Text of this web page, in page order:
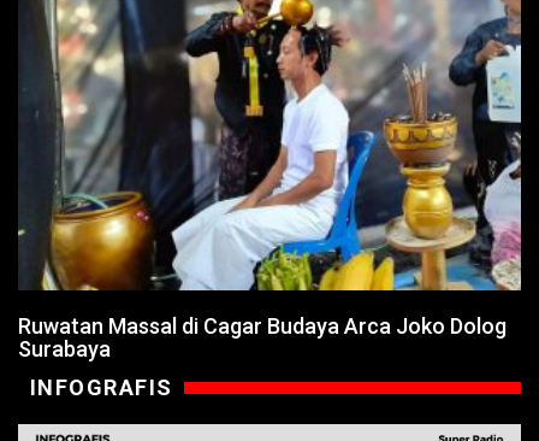
Ruwatan Massal di Cagar Budaya Arca Joko Dolog
Surabaya
INFOGRAFIS